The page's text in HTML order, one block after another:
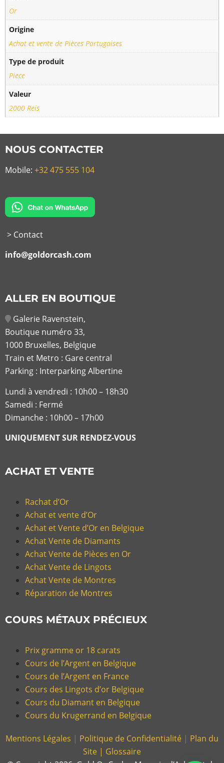
Or
Origine
Achat et vente de Pièces Portugaises
Type de produit
Piece
Valeur
2000 Reis
NOUS CONTACTER
Mobile: +32 475 555 104
> Contact
info@goldorcash.com
ALLER EN BOUTIQUE
Galerie Ravenstein,
Boutique numéro 33,
1000 Bruxelles, Belgique
Train et Metro : Gare central
Parking : Interparking Albertine
Lundi à vendredi : 10h00 – 18h30
Samedi : Fermé
Dimanche : 10h00 – 17h00
UNIQUEMENT SUR RENDEZ-VOUS
ACHAT ET VENTE
Rachat d’Or
Achat et vente d’Or
Achat et Vente d’Or en Belgique
Achat Vente de Diamants
Achat Vente de Pièces en Or
Achat Vente de Lingots
Achat Vente de Montres
Réparation de Montres
COURS MÉTAUX PRÉCIEUX
Prix gramme or 18 carats
Cours de l’Argent en Belgique
Cours de l’Argent en France
Cours des Lingots d’or Belgique
Cours du Diamant en Belgique
Cours du Krugerrand en Belgique
Mentions Légales | Politique de Confidentialité | Plan du
Site | Glossaire